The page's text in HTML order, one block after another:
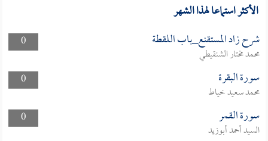
الأكثر استماعا لهذا الشهر
0 شرح زاد المستقنع_باب اللقطة
محمد مختار الشنقيطي
0
سورة البقرة
محمد سعيد خياط
0
سورة القمر
السيد أحمد أبوزيد